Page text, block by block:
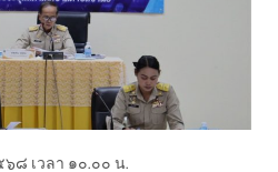
๘ เวลา ๑๐.๐๐ น.